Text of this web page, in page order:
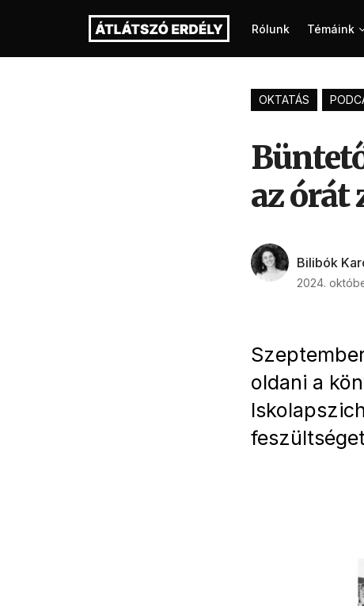
Rólunk Témáink
OKTATÁS
az órát
Bilibók
2024.
oldani a